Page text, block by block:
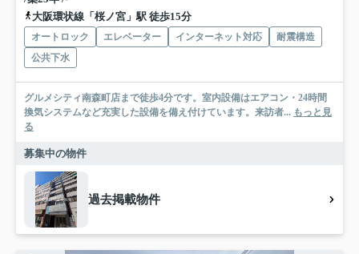
大阪環状線「桜ノ宮」駅 徒歩15分
オートロック エレベーター インターネット対応
耐震構造
公共下水
グルメシティ南森町店まで徒歩4分です。室内設備はエアコン・24時間
換気システムなど充実した設備を備え付けています。来訪者... もっと見
る
募集中の物件
過去掲載物件